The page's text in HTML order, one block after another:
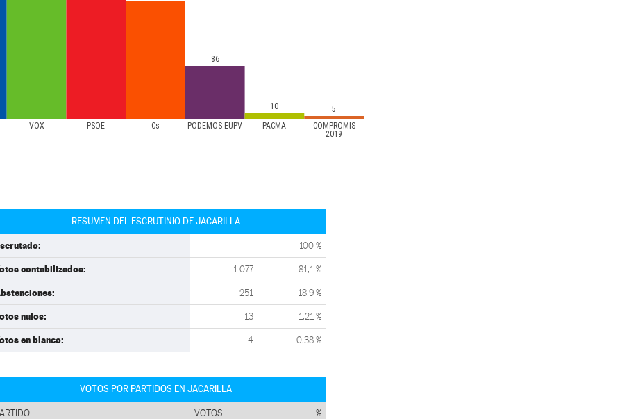
VOX PSOE Cs PODEMOS-EUPV PACMA
COMPROMÍS
2019
86
10 5
RESUMEN DEL ESCRUTINIO DE JACARILLA
100 %
contabilizados: 1.077 81,1 %
251 18,9 %
nulos: 13 1,21 %
en blanco: 4 0,38 %
VOTOS POR PARTIDOS EN JACARILLA
VOTOS %